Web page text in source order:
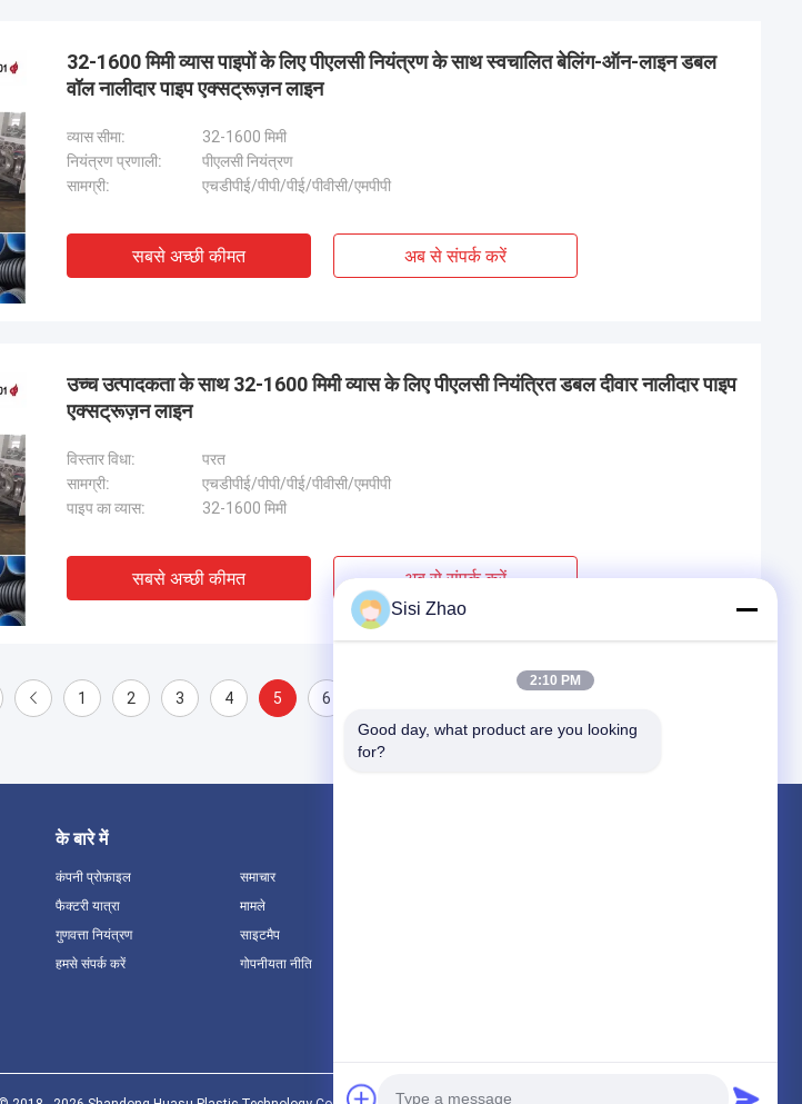
32-1600 मिमी व्यास पाइपों के लिए पीएलसी नियंत्रण के साथ स्वचालित बेलिंग-ऑन-लाइन डबल
वॉल नालीदार पाइप एक्सट्रूज़न लाइन
व्यास सीमा:
32-1600 मिमी
नियंत्रण प्रणाली:
पीएलसी नियंत्रण
सामग्री:
एचडीपीई/पीपी/पीई/पीवीसी/एमपीपी
सबसे अच्छी कीमत अब से संपर्क करें
उच्च उत्पादकता के साथ 32-1600 मिमी व्यास के लिए पीएलसी नियंत्रित डबल दीवार नालीदार पाइप
एक्सट्रूज़न लाइन
विस्तार विधा:
परत
सामग्री:
एचडीपीई/पीपी/पीई/पीवीसी/एमपीपी
पाइप का व्यास:
32-1600 मिमी
सबसे अच्छी कीमत अब से संपर्क करें
1 2 3 4 5 6
के बारे में
कंपनी प्रोफ़ाइल
फैक्टरी यात्रा
गुणवत्ता नियंत्रण
हमसे संपर्क करें
समाचार
मामले
साइटमैप
गोपनीयता नीति
Sisi Zhao
2:10 PM
Good day, what product are you looking
for?